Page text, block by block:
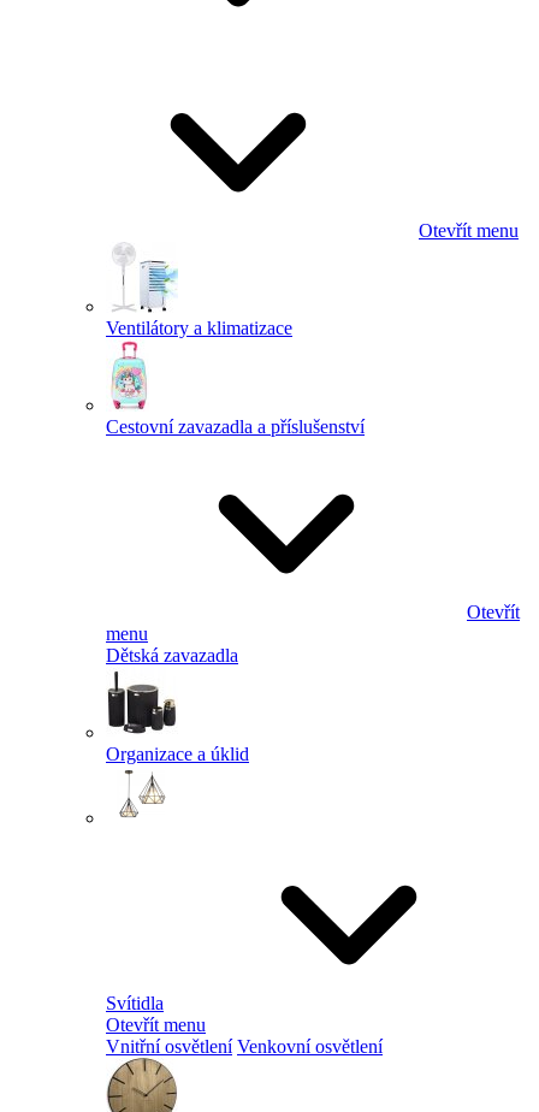
Otevřít menu
Ventilátory a klimatizace
Cestovní zavazadla a příslušenství
Otevřít
menu
Dětská zavazadla
Organizace a úklid
Svítidla
Otevřít menu
Vnitřní osvětlení Venkovní osvětlení